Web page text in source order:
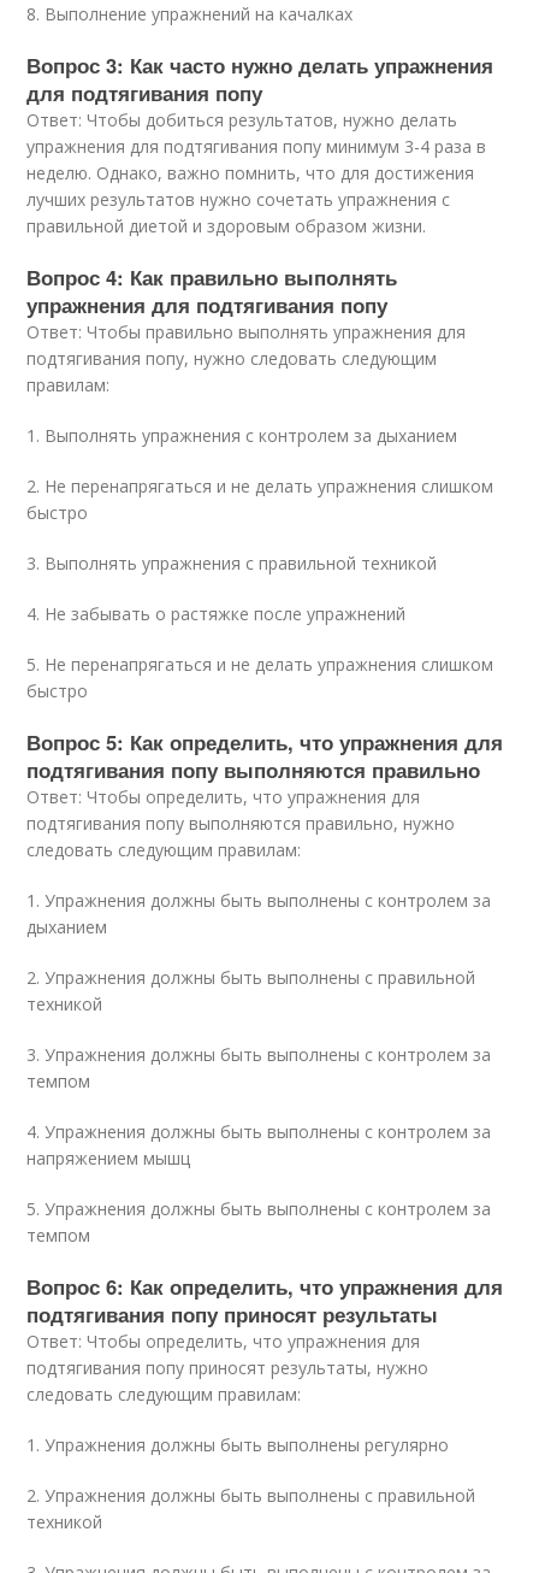
8. Выполнение упражнений на качалках
Вопрос 3: Как часто нужно делать упражнения
для подтягивания попу
Ответ: Чтобы добиться результатов, нужно делать
упражнения для подтягивания попу минимум 3-4 раза в
неделю. Однако, важно помнить, что для достижения
лучших результатов нужно сочетать упражнения с
правильной диетой и здоровым образом жизни.
Вопрос 4: Как правильно выполнять
упражнения для подтягивания попу
Ответ: Чтобы правильно выполнять упражнения для
подтягивания попу, нужно следовать следующим
правилам:
1. Выполнять упражнения с контролем за дыханием
2. Не перенапрягаться и не делать упражнения слишком
быстро
3. Выполнять упражнения с правильной техникой
4. Не забывать о растяжке после упражнений
5. Не перенапрягаться и не делать упражнения слишком
быстро
Вопрос 5: Как определить, что упражнения для
подтягивания попу выполняются правильно
Ответ: Чтобы определить, что упражнения для
подтягивания попу выполняются правильно, нужно
следовать следующим правилам:
1. Упражнения должны быть выполнены с контролем за
дыханием
2. Упражнения должны быть выполнены с правильной
техникой
3. Упражнения должны быть выполнены с контролем за
темпом
4. Упражнения должны быть выполнены с контролем за
напряжением мышц
5. Упражнения должны быть выполнены с контролем за
темпом
Вопрос 6: Как определить, что упражнения для
подтягивания попу приносят результаты
Ответ: Чтобы определить, что упражнения для
подтягивания попу приносят результаты, нужно
следовать следующим правилам:
1. Упражнения должны быть выполнены регулярно
2. Упражнения должны быть выполнены с правильной
техникой